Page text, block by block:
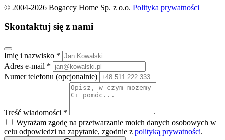
© 2004-2026 Bogaccy Home Sp. z o.o. Polityka prywatności
Skontaktuj się z nami
Imię i nazwisko *
Adres e-mail *
Numer telefonu (opcjonalnie)
Treść wiadomości *
Wyrażam zgodę na przetwarzanie moich danych osobowych w
celu odpowiedzi na zapytanie, zgodnie z polityką prywatności.